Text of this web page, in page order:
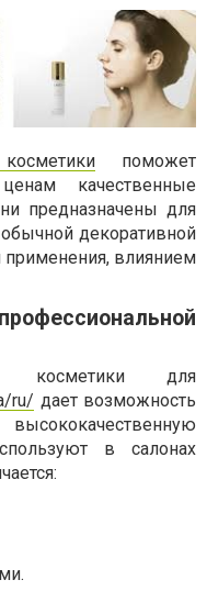
поможет
качественные
предназначены для
декоративной
применения, влиянием
косметики для
ru/ дает возможность
в салонах